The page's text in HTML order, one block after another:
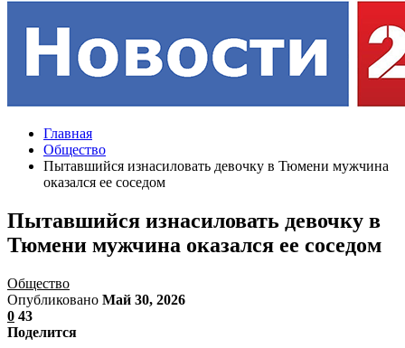
Главная
Общество
Пытавшийся изнасиловать девочку в Тюмени мужчина
оказался ее соседом
Пытавшийся изнасиловать девочку в
Тюмени мужчина оказался ее соседом
Общество
Опубликовано Май 30, 2026
0 43
Поделится